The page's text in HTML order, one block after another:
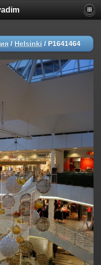
/ Helsinki / P1641464